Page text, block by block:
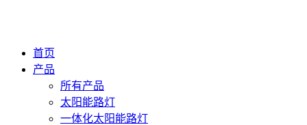
首页
产品
所有产品
太阳能路灯
一体化太阳能路灯